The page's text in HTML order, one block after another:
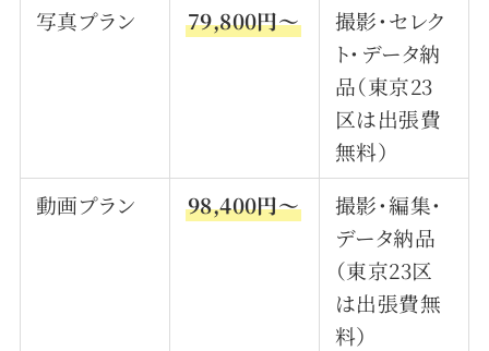
写真プラン
79,800円〜
撮影・セレク
ト・データ納
品（東京23
区は出張費
無料）
動画プラン
98,400円〜
撮影・編集・
データ納品
（東京23区
は出張費無
料）